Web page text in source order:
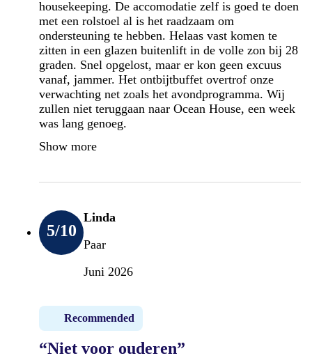
housekeeping. De accomodatie zelf is goed te doen
met een rolstoel al is het raadzaam om
ondersteuning te hebben. Helaas vast komen te
zitten in een glazen buitenlift in de volle zon bij 28
graden. Snel opgelost, maar er kon geen excuus
vanaf, jammer. Het ontbijtbuffet overtrof onze
verwachting net zoals het avondprogramma. Wij
zullen niet teruggaan naar Ocean House, een week
was lang genoeg.
Show more
5/10
Linda
Paar
Juni 2026
Recommended
“Niet voor ouderen”